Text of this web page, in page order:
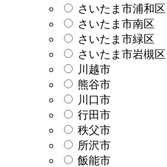
さいたま市浦和区
さいたま市南区
さいたま市緑区
さいたま市岩槻区
川越市
熊谷市
川口市
行田市
秩父市
所沢市
飯能市